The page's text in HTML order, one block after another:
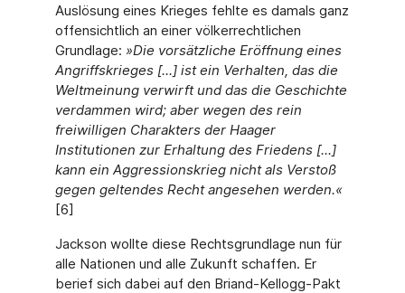
Auslösung eines Krieges fehlte es damals ganz
offensichtlich an einer völkerrechtlichen
Grundlage: »Die vorsätzliche Eröffnung eines
Angriffskrieges [...] ist ein Verhalten, das die
Weltmeinung verwirft und das die Geschichte
verdammen wird; aber wegen des rein
freiwilligen Charakters der Haager
Institutionen zur Erhaltung des Friedens [...]
kann ein Aggressionskrieg nicht als Verstoß
gegen geltendes Recht angesehen werden.«
[6]
Jackson wollte diese Rechtsgrundlage nun für
alle Nationen und alle Zukunft schaffen. Er
berief sich dabei auf den Briand-Kellogg-Pakt